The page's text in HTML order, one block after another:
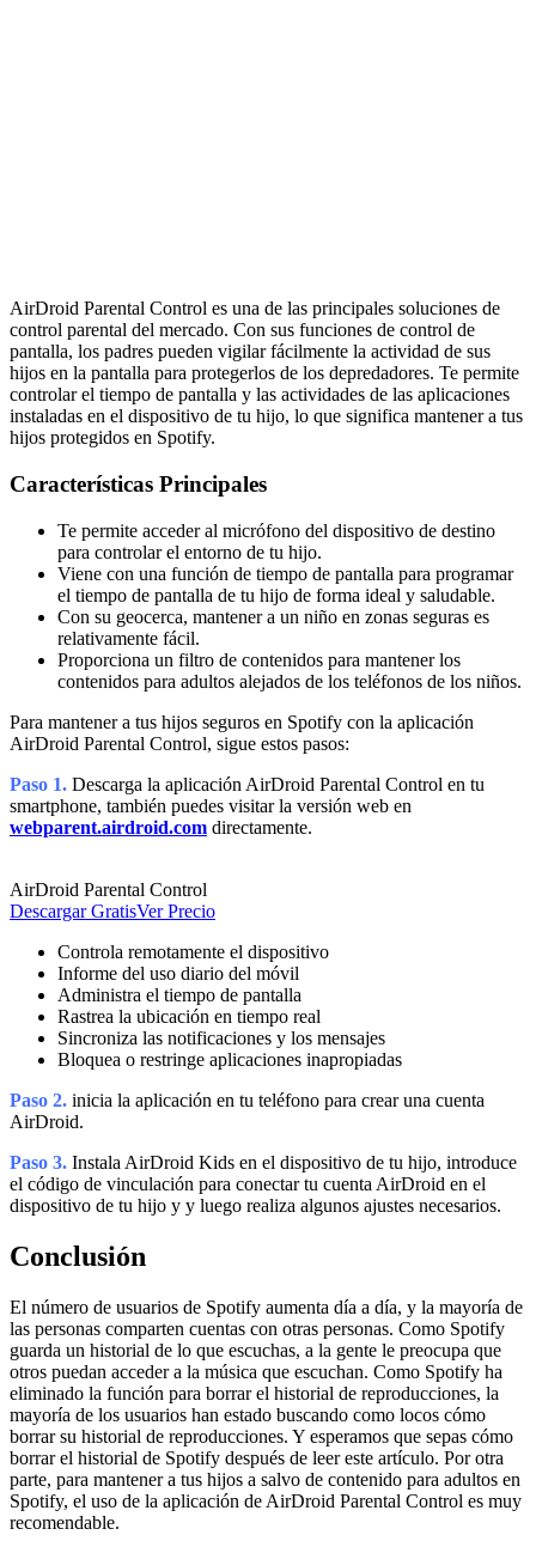
AirDroid Parental Control es una de las principales soluciones de
control parental del mercado. Con sus funciones de control de
pantalla, los padres pueden vigilar fácilmente la actividad de sus
hijos en la pantalla para protegerlos de los depredadores. Te permite
controlar el tiempo de pantalla y las actividades de las aplicaciones
instaladas en el dispositivo de tu hijo, lo que significa mantener a tus
hijos protegidos en Spotify.
Características Principales
Te permite acceder al micrófono del dispositivo de destino
para controlar el entorno de tu hijo.
Viene con una función de tiempo de pantalla para programar
el tiempo de pantalla de tu hijo de forma ideal y saludable.
Con su geocerca, mantener a un niño en zonas seguras es
relativamente fácil.
Proporciona un filtro de contenidos para mantener los
contenidos para adultos alejados de los teléfonos de los niños.
Para mantener a tus hijos seguros en Spotify con la aplicación
AirDroid Parental Control, sigue estos pasos:
Paso 1. Descarga la aplicación AirDroid Parental Control en tu
smartphone, también puedes visitar la versión web en
webparent.airdroid.com directamente.
AirDroid Parental Control
Descargar GratisVer Precio
Controla remotamente el dispositivo
Informe del uso diario del móvil
Administra el tiempo de pantalla
Rastrea la ubicación en tiempo real
Sincroniza las notificaciones y los mensajes
Bloquea o restringe aplicaciones inapropiadas
Paso 2. inicia la aplicación en tu teléfono para crear una cuenta
AirDroid.
Paso 3. Instala AirDroid Kids en el dispositivo de tu hijo, introduce
el código de vinculación para conectar tu cuenta AirDroid en el
dispositivo de tu hijo y y luego realiza algunos ajustes necesarios.
Conclusión
El número de usuarios de Spotify aumenta día a día, y la mayoría de
las personas comparten cuentas con otras personas. Como Spotify
guarda un historial de lo que escuchas, a la gente le preocupa que
otros puedan acceder a la música que escuchan. Como Spotify ha
eliminado la función para borrar el historial de reproducciones, la
mayoría de los usuarios han estado buscando como locos cómo
borrar su historial de reproducciones. Y esperamos que sepas cómo
borrar el historial de Spotify después de leer este artículo. Por otra
parte, para mantener a tus hijos a salvo de contenido para adultos en
Spotify, el uso de la aplicación de AirDroid Parental Control es muy
recomendable.